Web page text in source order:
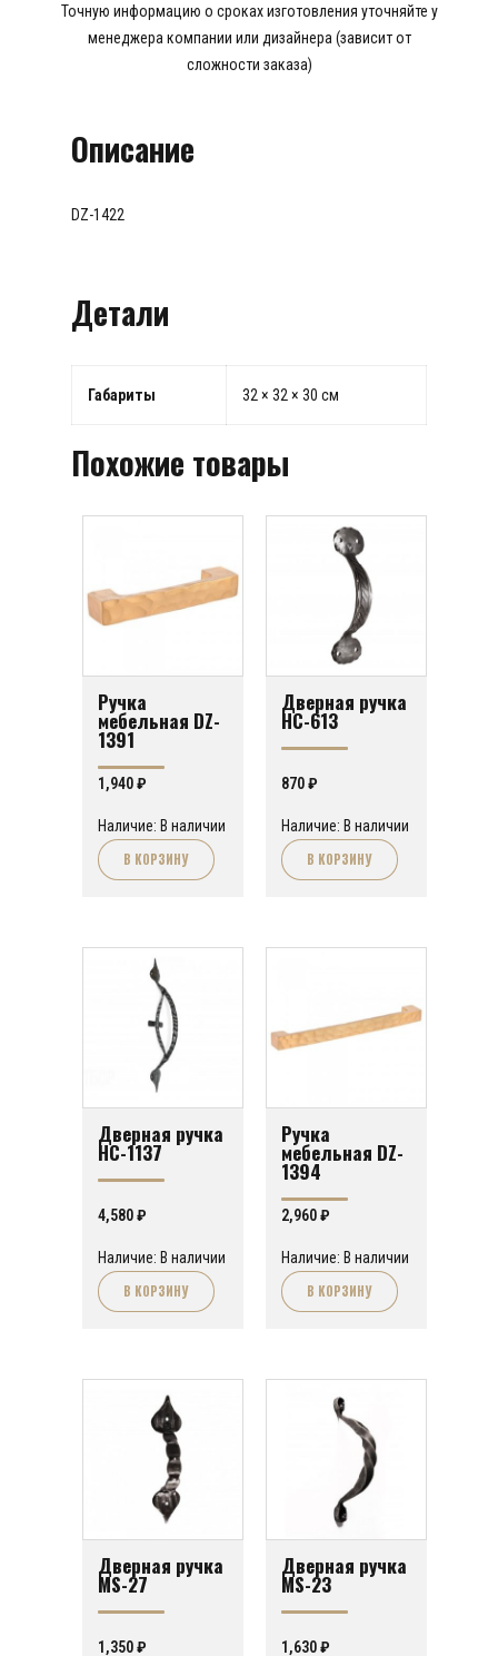
Точную информацию о сроках изготовления уточняйте у
менеджера компании или дизайнера (зависит от
сложности заказа)
Описание
DZ-1422
Детали
Габариты 32 × 32 × 30 см
Похожие товары
Ручка
мебельная DZ-
1391
1,940₽
Наличие: В наличии
В КОРЗИНУ
Дверная ручка
HC-613
870₽
Наличие: В наличии
В КОРЗИНУ
Дверная ручка
HC-1137
4,580₽
Наличие: В наличии
В КОРЗИНУ
Ручка
мебельная DZ-
1394
2,960₽
Наличие: В наличии
В КОРЗИНУ
Дверная ручка
MS-27
1,350₽
Дверная ручка
MS-23
1,630₽